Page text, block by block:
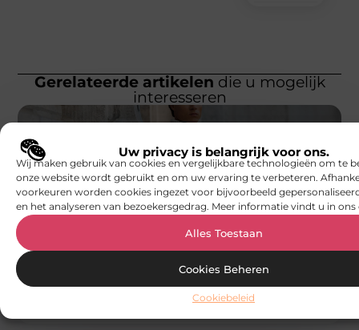
Uw privacy is belangrijk voor ons.
Wij maken gebruik van cookies en vergelijkbare technologieën om te
onze website wordt gebruikt en om uw ervaring te verbeteren.
voorkeuren worden cookies ingezet voor bijvoorbeeld
en het analyseren van bezoekersgedrag. Meer informatie vindt u in ons
Alles Toestaan
Cookies Beheren
Cookiebeleid
Gerelateerde artikelen die u mogelijk
interesseren
MODE EN KLEDING
Waar warmte karakter krijgt: wintertruien
straatlantaarns een zilveren gloed over de stoepen
strooien, begint de jaarlijkse zoektocht